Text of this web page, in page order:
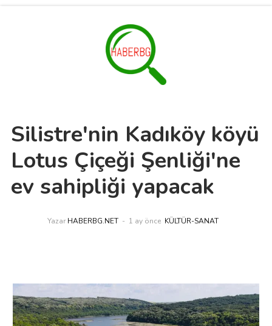
Silistre'nin Kadıköy köyü
Lotus Çiçeği Şenliği'ne
ev sahipliği yapacak
Yazar HABERBG.NET 1 ay önce KÜLTÜR-SANAT